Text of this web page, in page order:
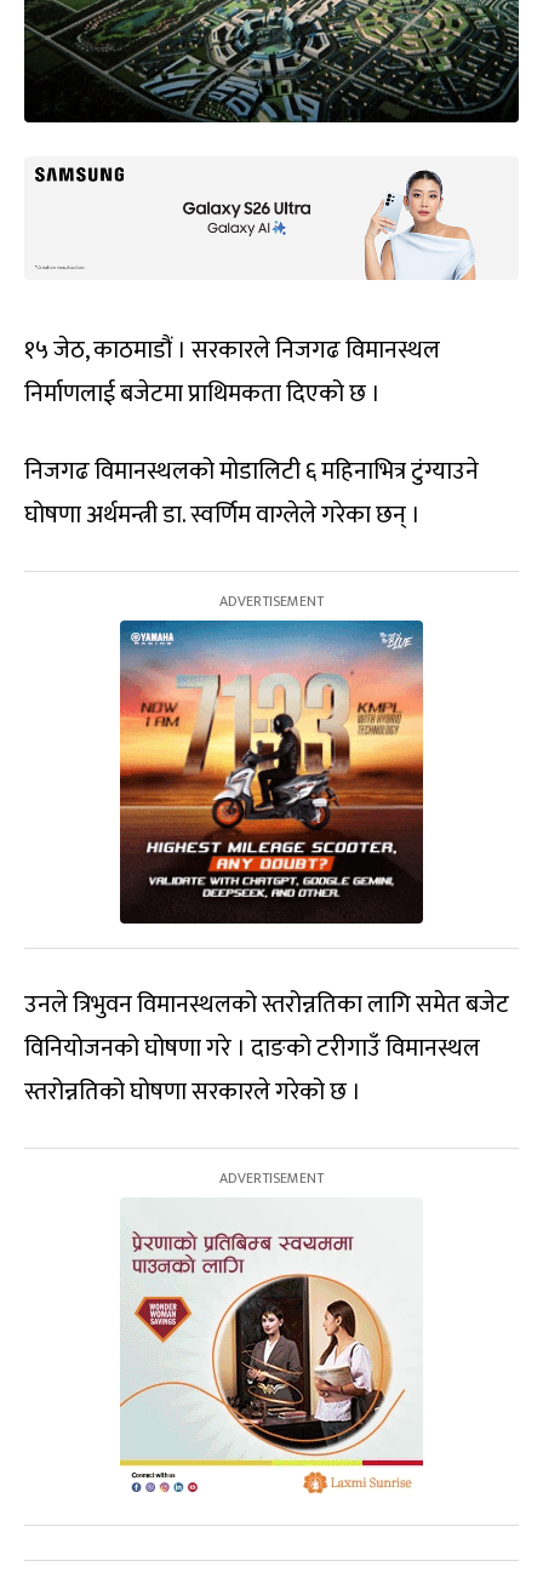
१५ जेठ, काठमाडौं । सरकारले निजगढ विमानस्थल
निर्माणलाई बजेटमा प्राथिमकता दिएको छ ।
निजगढ विमानस्थलको मोडालिटी ६ महिनाभित्र टुंग्याउने
घोषणा अर्थमन्त्री डा. स्वर्णिम वाग्लेले गरेका छन् ।
उनले त्रिभुवन विमानस्थलको स्तरोन्नतिका लागि समेत बजेट
विनियोजनको घोषणा गरे । दाङको टरीगाउँ विमानस्थल
स्तरोन्नतिको घोषणा सरकारले गरेको छ ।